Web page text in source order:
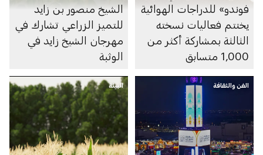
فوندو» للدراجات الهوائية
يختتم فعاليات نسخته
الثالثة بمشاركة أكثر من
1,000 متسابق
الشيخ منصور بن زايد
للتميز الزراعي تشارك في
مهرجان الشيخ زايد في
الوثبة
الفن والثقافة البيئة